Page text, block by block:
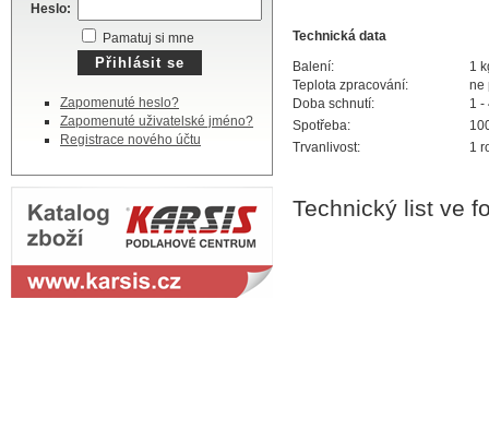
Heslo:
Pamatuj si mne
Zapomenuté heslo?
Zapomenuté uživatelské jméno?
Registrace nového účtu
Technická data
Balení:
1
Teplota zpracování:
ne
Doba schnutí:
1 -
Spotřeba:
Trvanlivost:
1
Technický list ve